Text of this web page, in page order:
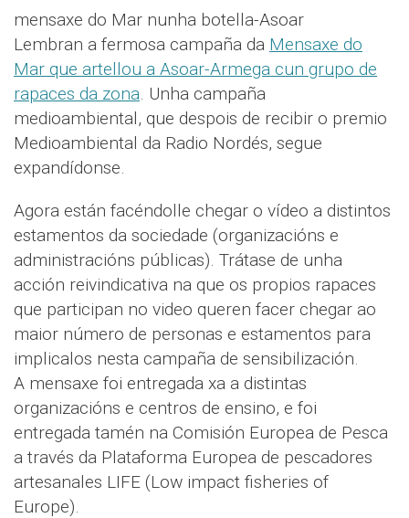
mensaxe do Mar nunha botella-Asoar
Lembran a fermosa campaña da Mensaxe do
Mar que artellou a Asoar-Armega cun grupo de
rapaces da zona . Unha campaña
medioambiental, que despois de recibir o premio
Medioambiental da Radio Nordés, segue
expandídonse.
Agora están facéndolle chegar o vídeo a distintos
estamentos da sociedade (organizacións e
administracións públicas). Trátase de unha
acción reivindicativa na que os propios rapaces
que participan no video queren facer chegar ao
maior número de personas e estamentos para
implicalos nesta campaña de sensibilización.
A mensaxe foi entregada xa a distintas
organizacións e centros de ensino, e foi
entregada tamén na Comisión Europea de Pesca
a través da Plataforma Europea de pescadores
artesanales LIFE (Low impact fisheries of
Europe).